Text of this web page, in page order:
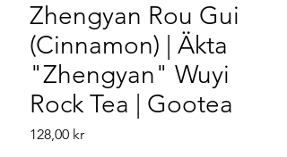
Zhengyan Rou Gui
(Cinnamon) | Äkta
"Zhengyan" Wuyi
Rock Tea | Gootea
128,00 krPris